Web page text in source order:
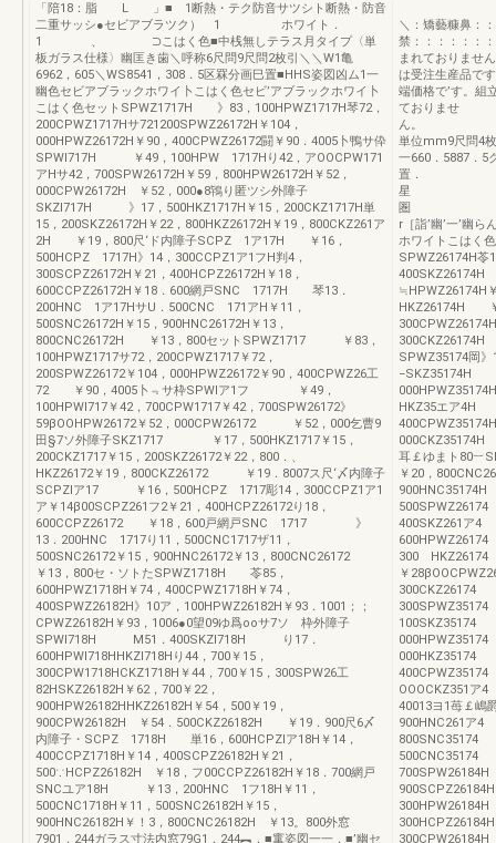
「陪18：脂 L 」■ 1断熱・テク防音サツシト断熱・防音
二重サッシ●セビアブラツク） 1 ホワイト．
1 、 ⊃こはく色■中桟無しテラス月タイプ〈単
板ガラス仕様〉幽匡き歯＼呼称6尺問9尺問2枚引＼＼W1亀
6962，605＼WS8541，308．5区罧分画巳置■HHS姿図凶ム1一
幽色セビアブラックホワイ卜こはく色セビ’アブラックホワイ卜
こはく色セットSPWZ1717H 》83，100HPWZ1717H琴72，
200CPWZ1717Hサ721200SPWZ26172H￥104，
000HPWZ26172H￥90，400CPWZ26172闘￥90．4005卜鴨サ伜
SPWI717H ￥49，100HPW 1717Hり42，アOOCPW171
アHサ42，700SPW26172H￥59，800HPW26172H￥52，
000CPW26172H ￥52，000●8鴇り匿ツシ外障子
SKZI717H 》17，500HKZ1717H￥15，200CKZ1717H単
15，200SKZ26172H￥22，800HKZ26172H￥19，800CKZ261ア
2H ￥19，800尺‘ド内障子SCPZ 1ア17H ￥16，
500HCPZ 1717H》14，300CCPZ1ア1フH判4，
300SCPZ26172H￥21，400HCPZ26172H￥18，
600CCPZ26172H￥18．600網戸SNC 1717H 琴13．
200HNC 1ア17HサU．500CNC 171アH￥11，
500SNC26172H￥15，900HNC26172H￥13，
800CNC26172H ￥13，800セットSPWZ1717 ￥83，
100HPWZ1717サ72，200CPWZ1717￥72，
200SPWZ26172￥104，000HPWZ26172￥90，400CPWZ26工
72 ￥90，4005卜﹃サ枠SPWIア1フ ￥49，
100HPWI717￥42，700CPW1717￥42，700SPW26172》
59βOOHPW26172￥52，000CPW26172 ￥52，000乞曹9
田§7ソ外障子SKZ1717 ￥17，500HKZ1717￥15，
200CKZ1717￥15，200SKZ26172￥22，800．、
HKZ26172￥19，800CKZ26172 ￥19．8007ス尺‘〆内障子
SCPZlア17 ￥16，500HCPZ 1717彫14，300CCPZ1ア1
ア￥14β00SCPZ261フ2￥21，400HCPZ26172り18，
600CCPZ26172 ￥18，600戸網戸SNC 1717 》
13．200HNC 1717り11，500CNC1717ザ11，
500SNC26172￥15，900HNC26172￥13，800CNC26172
￥13，800セ・ソトたSPWZ1718H 苓85，
600HPWZ1718H￥74，400CPWZ1718H￥74，
400SPWZ26182H》10ア，100HPWZ26182H￥93．1001；；
CPWZ26182H￥93，1006●0望09ゆ爲ooサ7ソ 枠外障子
SPWI718H M51．400SKZI718H り17．
600HPWl718HHKZl718Hり44，700￥15，
300CPW1718HCKZ1718H￥44，700￥15，300SPW26工
82HSKZ26182H￥62，700￥22，
900HPW26182HHKZ26182H￥54，500￥19，
900CPW26182H ￥54．500CKZ26182H ￥19．900尺6〆
内障子・SCPZ 1718H 単16，600HCPZlア18H￥14，
400CCPZ1718H￥14，400SCPZ26182H￥21，
500∵HCPZ26182H ￥18，フ00CCPZ26182H￥18．700網戸
SNCユア18H ￥13，200HNC 1フ18H￥11，
500CNC1718H￥11，500SNC26182H￥15，
900HNC26182H￥！3，800CNC26182H ￥13。800外窓
7901，244ガラス寸法内窓79G1．244︻．■竃姿図一一．■’幽セ
＼：矯藝糠鼻：
禁：：：：：：
まれ
は受注生産品で
端価格で’す。組
ておりませ
単位mm9尺問4
一660．5887．5
置
星
r［詣’幽’一’幽
ホワイトこはく
SPWZ26174H
HKZ26174H
SPWZ35174岡
−SKZ35174H
HKZ35エア
耳￡ゆまト
￥20，
400SKZ261
300
￥
OOOCKZ351
40013ヨ1苺￡
900HNC261
500CNC35174